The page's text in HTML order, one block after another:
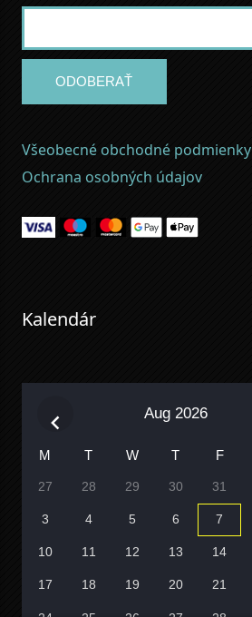
ODOBERAŤ
Všeobecné obchodné podmienky
Ochrana osobných údajov
Kalendár
Aug 2026
M T W T F
27 28 29 30 31
3 4 5 6 7
10 11 12 13 14
17 18 19 20 21